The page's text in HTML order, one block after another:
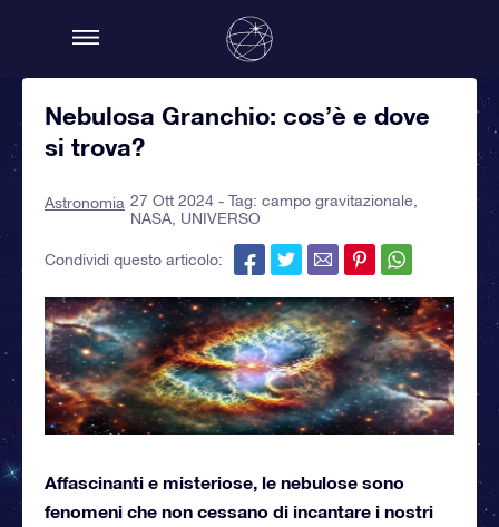
Nebulosa Granchio: cos’è e dove
si trova?
Astronomia 27 Ott 2024 - Tag: campo gravitazionale
NASA UNIVERSO
Condividi questo articolo:
Affascinanti e misteriose, le nebulose sono
fenomeni che non cessano di incantare i nostri